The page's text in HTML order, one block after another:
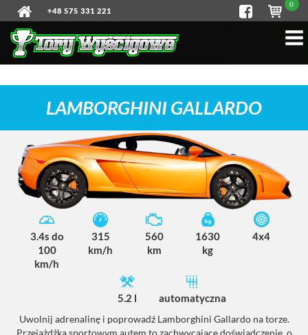
+48 575 331 221
0
LAMBORGHINI GALLARDO
3.4s do
100
km/h
315
km/h
560
km
1630
kg
4x4
5.2 l
automatyczna
Uwolnij adrenalinę i poprowadź Lamborghini Gallardo na torze.